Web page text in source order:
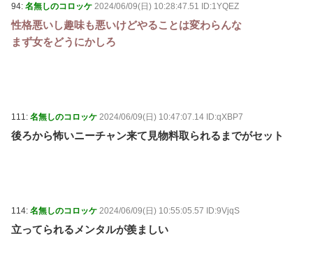
94: 名無しのコロッケ 2024/06/09(日) 10:28:47.51 ID:1YQEZ
性格悪いし趣味も悪いけどやることは変わらんな
まず女をどうにかしろ
111: 名無しのコロッケ 2024/06/09(日) 10:47:07.14 ID:qXBP7
後ろから怖いニーチャン来て見物料取られるまでがセット
114: 名無しのコロッケ 2024/06/09(日) 10:55:05.57 ID:9VjqS
立ってられるメンタルが羨ましい